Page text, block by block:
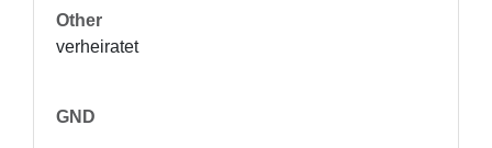
Other
verheiratet
GND